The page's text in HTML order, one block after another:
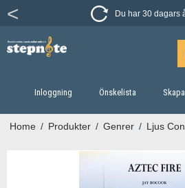
Du har 30 dagars
Inloggning Önskelista
Home / Produkter / Genrer / Ljus